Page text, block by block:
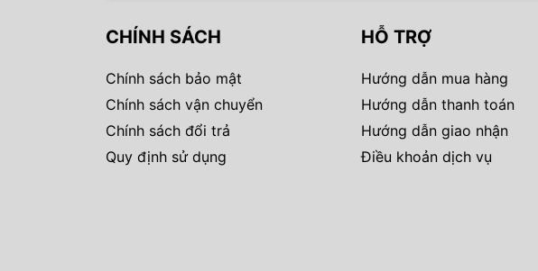
CHÍNH SÁCH
Chính sách bảo mật
Chính sách vận chuyển
Chính sách đổi trả
Quy định sử dụng
HỖ TRỢ
Hướng dẫn mua hàng
Hướng dẫn thanh toán
Hướng dẫn giao nhận
Điều khoản dịch vụ